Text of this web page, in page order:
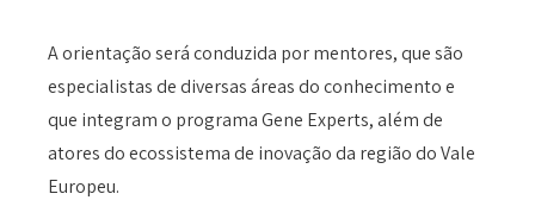
A orientação será conduzida por mentores, que são
especialistas de diversas áreas do conhecimento e
que integram o programa Gene Experts, além de
atores do ecossistema de inovação da região do Vale
Europeu.